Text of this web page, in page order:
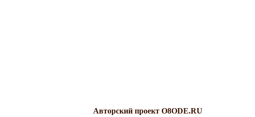
Авторский проект O8ODE.RU